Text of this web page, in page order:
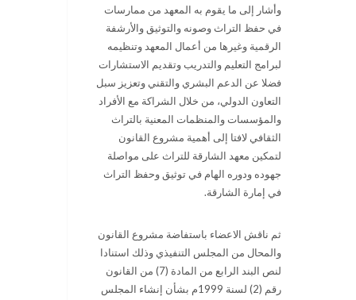
وأشار إلى ما يقوم به المعهد من ممارسات
في حفظ التراث وصونه والتوثيق والأرشفة
الرقمية وغيرها من أعمال المعهد وتنظيمه
لبرامج التعليم والتدريب وتقديم الاستشارات
فضلا عن الدعم البشري والتقني وتعزيز سبل
التعاون الدولي، من خلال الشراكة مع الأفراد
والمؤسسات والمنظمات المعنية بالتراث
الثقافي لافتا إلى أهمية مشروع القانون
لتمكين معهد الشارقة للتراث على مواصلة
جهوده ودوره الهام في توثيق وحفظ التراث
في إمارة الشارقة.
ثم ناقش الاعضاء باستفاضة مشروع القانون
والمحال من المجلس التنفيذي وذلك استنادا
لنص البند الرابع من المادة (7) من القانون
رقم (2) لسنة 1999م بشأن إنشاء المجلس